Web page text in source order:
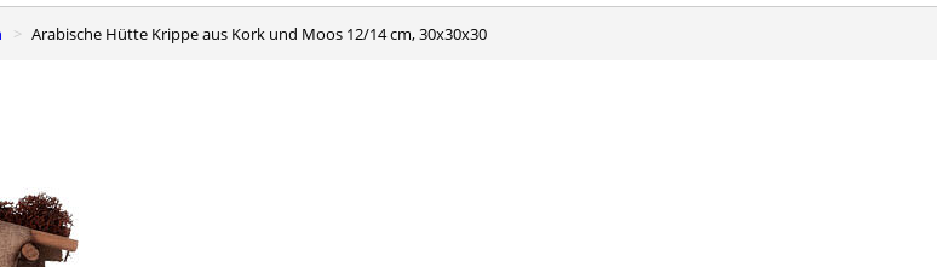
Arabische Hütte Krippe aus Kork und Moos 12/14 cm, 30x30x30